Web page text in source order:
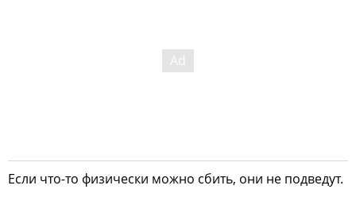
Если что-то физически можно сбить, они не подведут.